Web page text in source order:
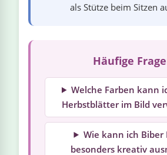
als Stütze beim Sitzen
Häufige
Welche Farben kann
Herbstblätter im Bild
Wie kann ich Biber
besonders kreativ